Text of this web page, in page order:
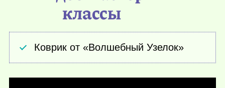
классы
Коврик от «Волшебный Узелок»